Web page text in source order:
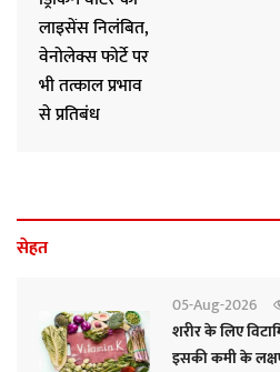
सेहत
05-Aug-2026
शरीर के लिए
इसकी कमी के